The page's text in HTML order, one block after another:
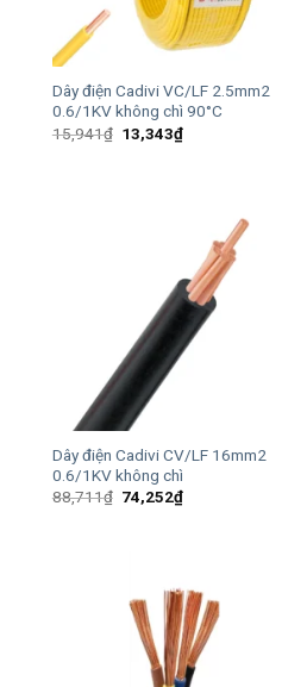
Dây điện Cadivi VC/LF 2.5mm2
0.6/1KV không chì 90°C
15,941₫ Giá
gốc
13,343₫Giá
hiện
Dây điện Cadivi CV/LF 16mm2
0.6/1KV không chì
88,711₫ Giá
gốc
74,252₫Giá
hiện